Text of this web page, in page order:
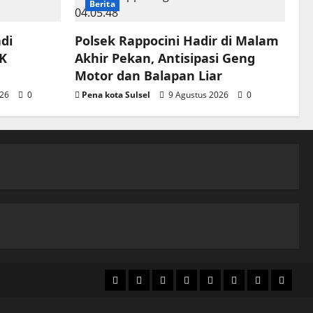
0
Berita
Polsek Rappocini Hadir di Malam
Akhir Pekan, Antisipasi Geng
Motor dan Balapan Liar
Pena kota Sulsel 9 Agustus 2026 0
HomeNasionalHukumPolitikEkonomiPendidikan
Kesehatan